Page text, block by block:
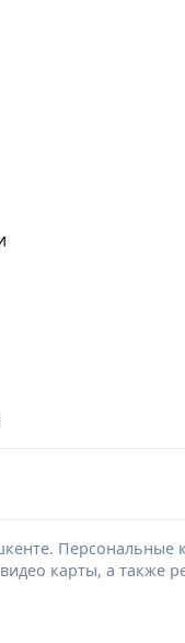
Персональные
карты, а также